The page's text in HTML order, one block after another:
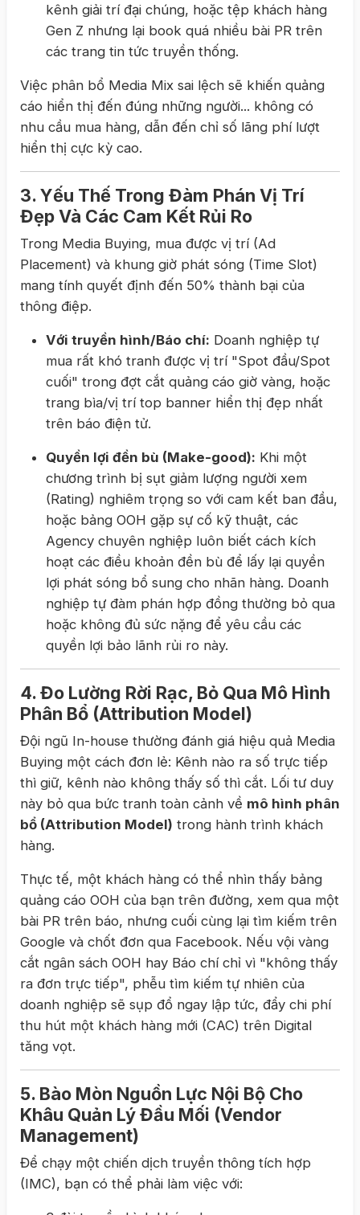
kênh giải trí đại chúng, hoặc tệp khách hàng
Gen Z nhưng lại book quá nhiều bài PR trên
các trang tin tức truyền thống.
Việc phân bổ Media Mix sai lệch sẽ khiến quảng
cáo hiển thị đến đúng những người... không có
nhu cầu mua hàng, dẫn đến chỉ số lãng phí lượt
hiển thị cực kỳ cao.
3. Yếu Thế Trong Đàm Phán Vị Trí
Đẹp Và Các Cam Kết Rủi Ro
Trong Media Buying, mua được vị trí (Ad
Placement) và khung giờ phát sóng (Time Slot)
mang tính quyết định đến 50% thành bại của
thông điệp.
Với truyền hình/Báo chí: Doanh nghiệp tự
mua rất khó tranh được vị trí "Spot đầu/Spot
cuối" trong đợt cắt quảng cáo giờ vàng, hoặc
trang bìa/vị trí top banner hiển thị đẹp nhất
trên báo điện tử.
Quyền lợi đền bù (Make-good): Khi một
chương trình bị sụt giảm lượng người xem
(Rating) nghiêm trọng so với cam kết ban đầu,
hoặc bảng OOH gặp sự cố kỹ thuật, các
Agency chuyên nghiệp luôn biết cách kích
hoạt các điều khoản đền bù để lấy lại quyền
lợi phát sóng bổ sung cho nhãn hàng. Doanh
nghiệp tự đàm phán hợp đồng thường bỏ qua
hoặc không đủ sức nặng để yêu cầu các
quyền lợi bảo lãnh rủi ro này.
4. Đo Lường Rời Rạc, Bỏ Qua Mô Hình
Phân Bổ (Attribution Model)
Đội ngũ In-house thường đánh giá hiệu quả Media
Buying một cách đơn lẻ: Kênh nào ra số trực tiếp
thì giữ, kênh nào không thấy số thì cắt. Lối tư duy
này bỏ qua bức tranh toàn cảnh về mô hình phân
bổ (Attribution Model) trong hành trình khách
hàng.
Thực tế, một khách hàng có thể nhìn thấy bảng
quảng cáo OOH của bạn trên đường, xem qua một
bài PR trên báo, nhưng cuối cùng lại tìm kiếm trên
Google và chốt đơn qua Facebook. Nếu vội vàng
cắt ngân sách OOH hay Báo chí chỉ vì "không thấy
ra đơn trực tiếp", phễu tìm kiếm tự nhiên của
doanh nghiệp sẽ sụp đổ ngay lập tức, đẩy chi phí
thu hút một khách hàng mới (CAC) trên Digital
tăng vọt.
5. Bào Mòn Nguồn Lực Nội Bộ Cho
Khâu Quản Lý Đầu Mối (Vendor
Management)
Để chạy một chiến dịch truyền thông tích hợp
(IMC), bạn có thể phải làm việc với: